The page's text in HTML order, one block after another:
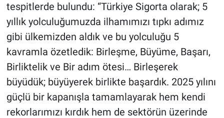
tespitlerde bulundu: “Türkiye Sigorta olarak; 5
yıllık yolculuğumuzda ilhamımızı tıpkı adımız
gibi ülkemizden aldık ve bu yolculuğu 5
kavramla özetledik: Birleşme, Büyüme, Başarı,
Birliktelik ve Bir adım ötesi… Birleşerek
büyüdük; büyüyerek birlikte başardık. 2025 yılını
güçlü bir kapanışla tamamlayarak hem kendi
rekorlarımızı kırdık hem de sektörün üzerinde